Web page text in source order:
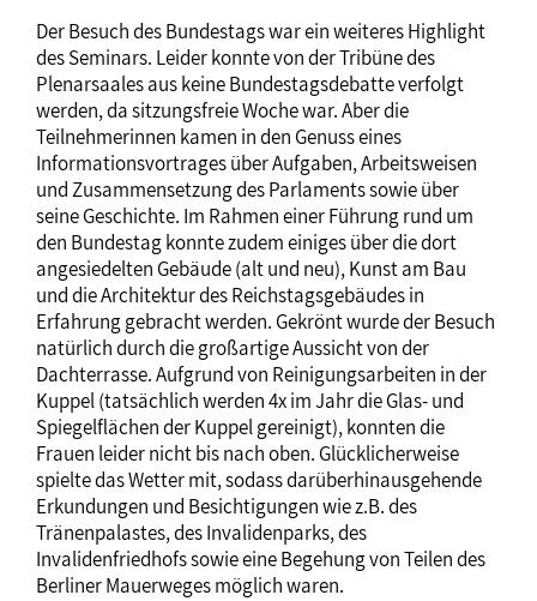
Der Besuch des Bundestags war ein weiteres Highlight
des Seminars. Leider konnte von der Tribüne des
Plenarsaales aus keine Bundestagsdebatte verfolgt
werden, da sitzungsfreie Woche war. Aber die
Teilnehmerinnen kamen in den Genuss eines
Informationsvortrages über Aufgaben, Arbeitsweisen
und Zusammensetzung des Parlaments sowie über
seine Geschichte. Im Rahmen einer Führung rund um
den Bundestag konnte zudem einiges über die dort
angesiedelten Gebäude (alt und neu), Kunst am Bau
und die Architektur des Reichstagsgebäudes in
Erfahrung gebracht werden. Gekrönt wurde der Besuch
natürlich durch die großartige Aussicht von der
Dachterrasse. Aufgrund von Reinigungsarbeiten in der
Kuppel (tatsächlich werden 4x im Jahr die Glas- und
Spiegelflächen der Kuppel gereinigt), konnten die
Frauen leider nicht bis nach oben. Glücklicherweise
spielte das Wetter mit, sodass darüberhinausgehende
Erkundungen und Besichtigungen wie z.B. des
Tränenpalastes, des Invalidenparks, des
Invalidenfriedhofs sowie eine Begehung von Teilen des
Berliner Mauerweges möglich waren.